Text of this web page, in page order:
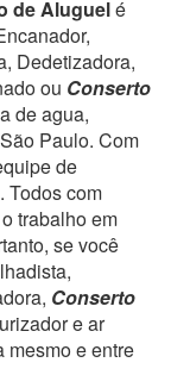
de Aluguelé
Dedetizadora,
ou Conserto
de agua,
Paulo. Com
de
Todos com
trabalho em
se você
Conserto
e ar
mesmo e entre